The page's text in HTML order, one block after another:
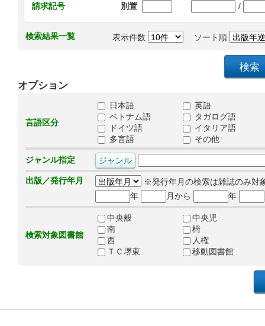
請求記号
別置 /
検索結果一覧 表示件数 ソート順
オプション
言語区分
日本語
英語
ベトナム語
タガログ語
ドイツ語
イタリア語
多言語
その他
ジャンル指定
出版／発行年月
※発行年月の検索は雑誌のみ対
年
月から 年
検索対象図書館
中央般
中央児
南
栂
西
人権
ＴＣ堺東
移動図書館